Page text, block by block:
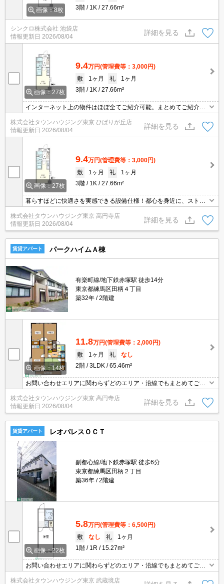
画像：8枚
3階
1K 27.66m²
シンクロ株式会社 池袋店
情報更新日 2026/08/04
詳細を見る
画像：27枚
9.4万円(管理費等：3,000円)
敷
1ヶ月 礼
1ヶ月
3階
1K 27.66m²
インターネット上の物件はほぼ全てご紹介可能。まとめてご紹介致
します。お気軽にお問合せください。お部屋探しは情報量地域ナン
バー1のタウンハウジングまで。
株式会社タウンハウジング東京 ひばりが丘店
情報更新日 2026/08/04
詳細を見る
画像：27枚
9.4万円(管理費等：3,000円)
敷
1ヶ月 礼
1ヶ月
3階
1K 27.66m²
暮らすほどに快適さを実感できる設備仕様！都心を身近に、ストレ
スフリーな暮らしを楽しむ！住むほどに愛着が深まる暮らしやすい
街！！
株式会社タウンハウジング東京 高円寺店
情報更新日 2026/08/04
詳細を見る
賃貸アパート パークハイムＡ棟
有楽町線/地下鉄赤塚駅 徒歩14分
東京都練馬区田柄４丁目
築32年
2階建
画像：14枚
11.8万円(管理費等：2,000円)
敷
1ヶ月 礼
なし
2階
3LDK 65.46m²
お問い合わせエリアに関わらずどのエリア・沿線でもまとめてご紹
介可能です！！迷われている場合はますご相談くださいませ。
株式会社タウンハウジング東京 高円寺店
情報更新日 2026/08/04
詳細を見る
賃貸アパート レオパレスＯＣＴ
副都心線/地下鉄赤塚駅 徒歩6分
東京都練馬区田柄２丁目
築36年
2階建
画像：22枚
5.8万円(管理費等：6,500円)
敷
なし 礼
1ヶ月
1階
1R 15.27m²
お問い合わせエリアに関わらずどのエリア・沿線でもまとめてご紹
介可能です！！迷われている場合はますご相談くださいませ。
株式会社タウンハウジング東京 武蔵境店